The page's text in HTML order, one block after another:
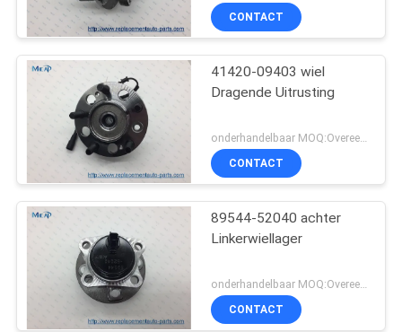
CONTACT
41420-09403 wiel
Dragende Uitrusting
CONTACT
89544-52040 achter
Linkerwiellager
CONTACT